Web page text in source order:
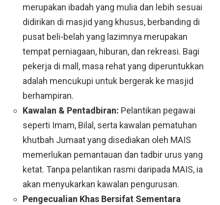
merupakan ibadah yang mulia dan lebih sesuai
didirikan di masjid yang khusus, berbanding di
pusat beli-belah yang lazimnya merupakan
tempat perniagaan, hiburan, dan rekreasi. Bagi
pekerja di mall, masa rehat yang diperuntukkan
adalah mencukupi untuk bergerak ke masjid
berhampiran.
Kawalan & Pentadbiran: Pelantikan pegawai
seperti Imam, Bilal, serta kawalan pematuhan
khutbah Jumaat yang disediakan oleh MAIS
memerlukan pemantauan dan tadbir urus yang
ketat. Tanpa pelantikan rasmi daripada MAIS, ia
akan menyukarkan kawalan pengurusan.
Pengecualian Khas Bersifat Sementara